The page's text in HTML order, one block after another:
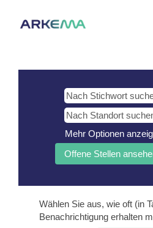
Mehr Optionen
Wählen Sie aus, wie oft (in
Benachrichtigung erhalten